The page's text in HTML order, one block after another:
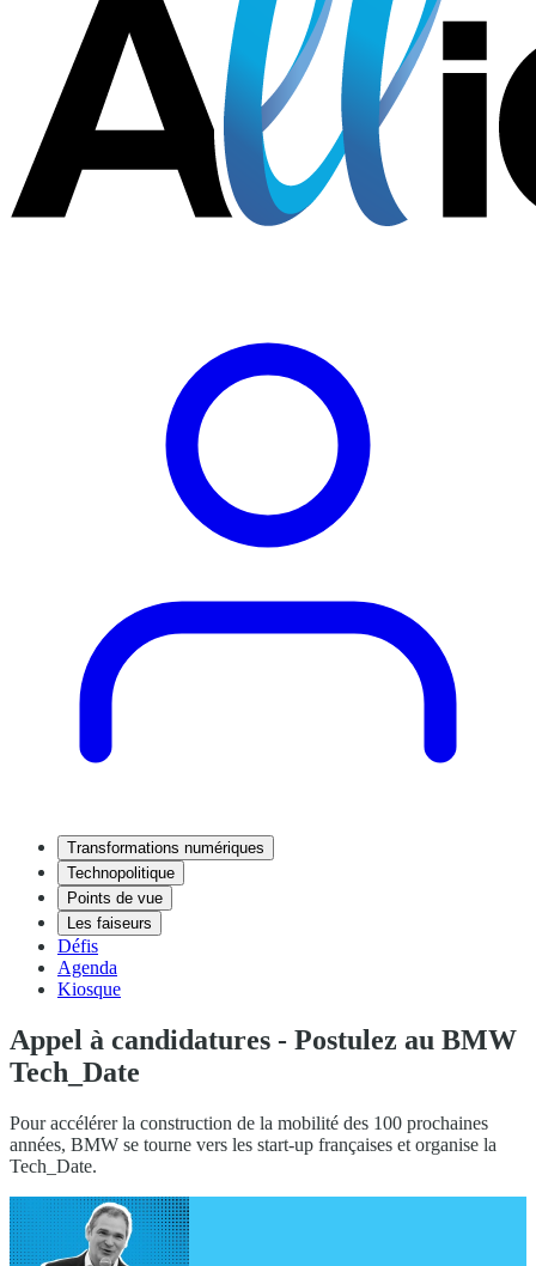
Transformations numériques
Technopolitique
Points de vue
Les faiseurs
Défis
Agenda
Kiosque
Appel à candidatures - Postulez au BMW
Tech_Date
Pour accélérer la construction de la mobilité des 100 prochaines
années, BMW se tourne vers les start-up françaises et organise la
Tech_Date.